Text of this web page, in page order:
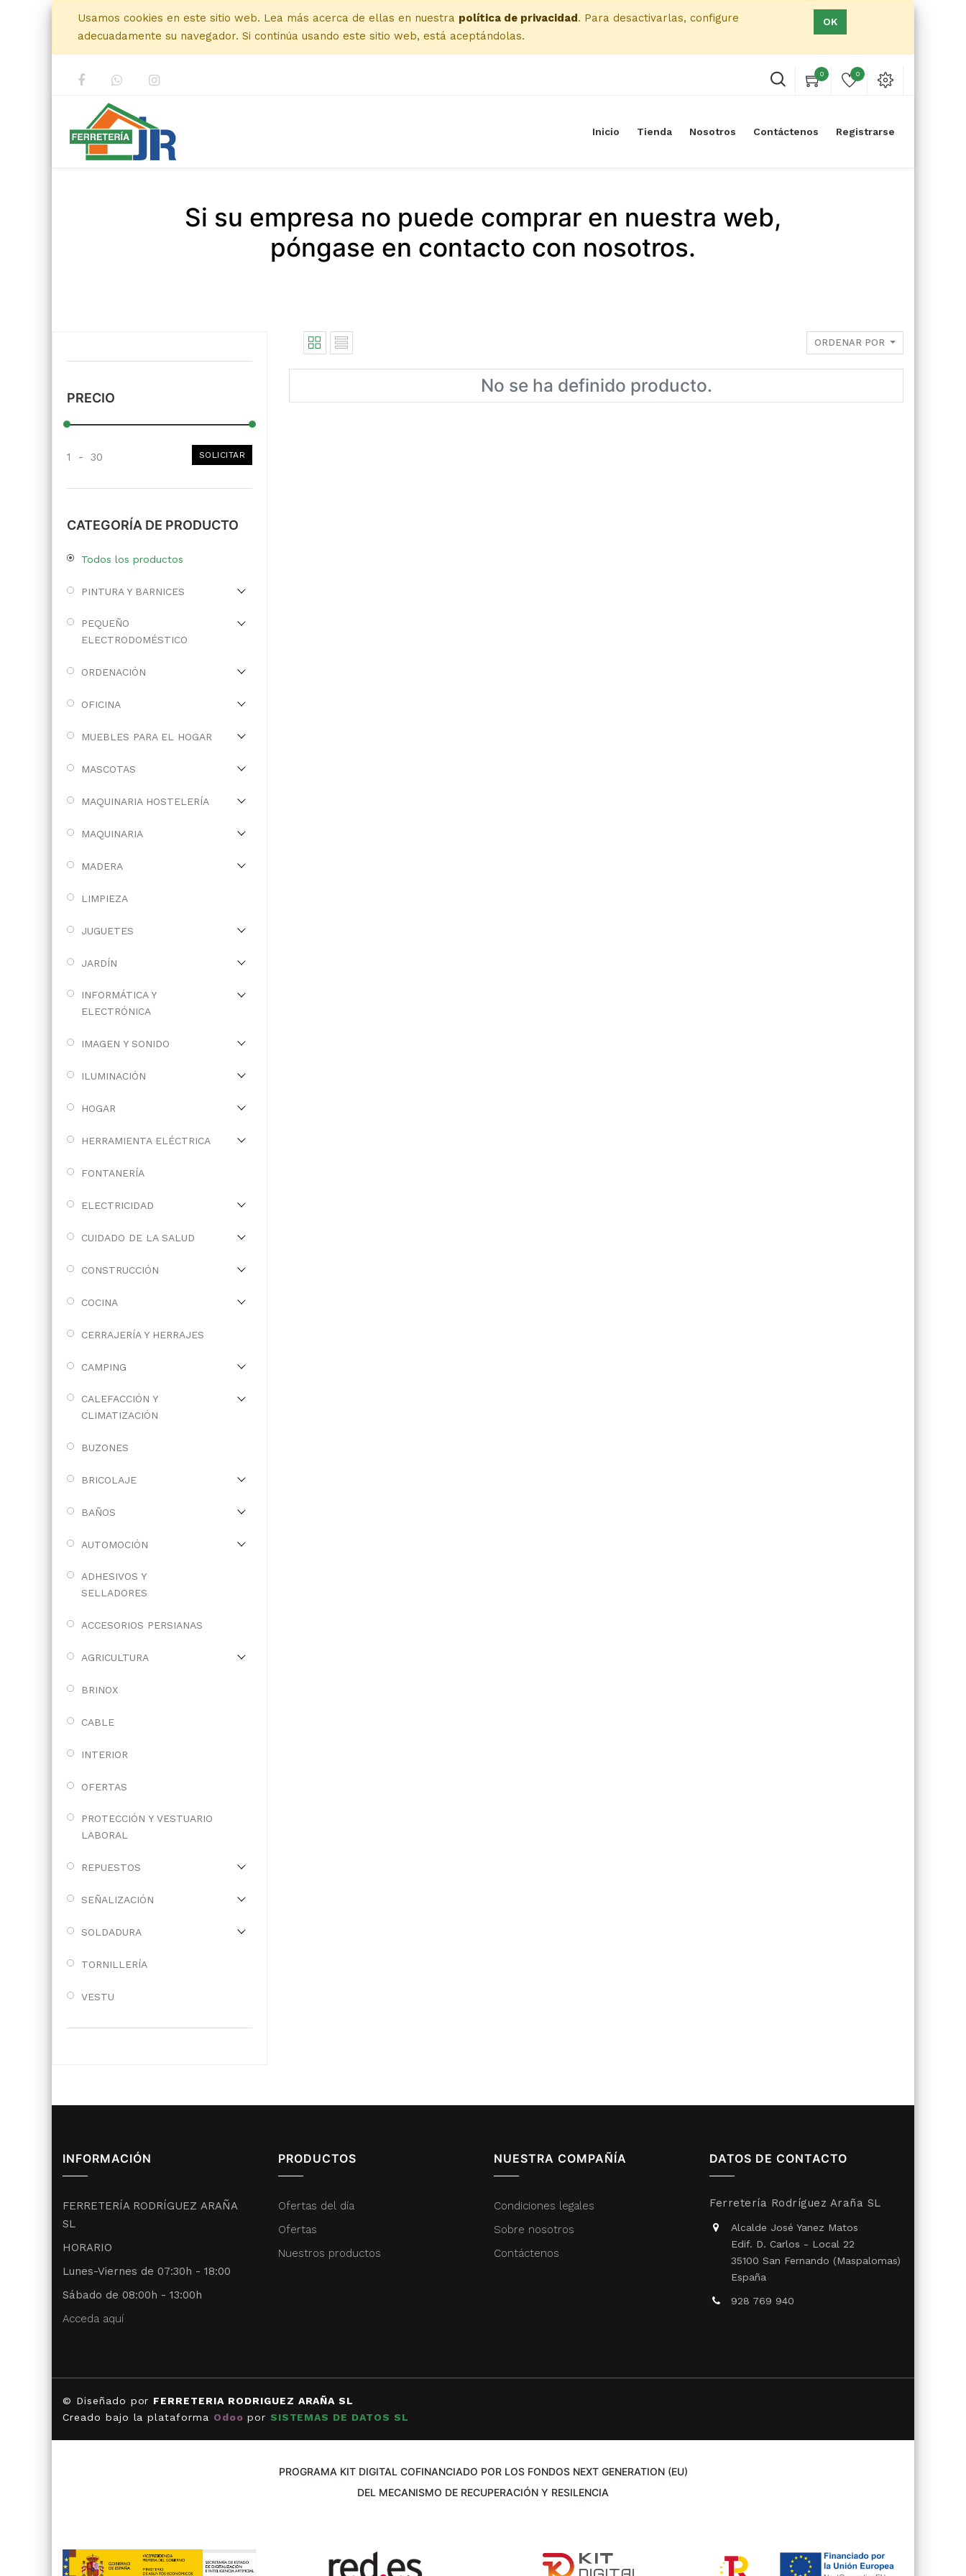
Usamos cookies en este sitio web. Lea más acerca de ellas en nuestra política de privacidad. Para desactivarlas, configure
adecuadamente su navegador. Si continúa usando este sitio web, está aceptándolas.
OK
0 0
Inicio Tienda Nosotros Contáctenos Registrarse
Si su empresa no puede comprar en nuestra web,
póngase en contacto con nosotros.
PRECIO
1 - 30 SOLICITAR
CATEGORÍA DE PRODUCTO
Todos los productos
PINTURA Y BARNICES
PEQUEÑO
ELECTRODOMÉSTICO
ORDENACIÓN
OFICINA
MUEBLES PARA EL HOGAR
MASCOTAS
MAQUINARIA HOSTELERÍA
MAQUINARIA
MADERA
LIMPIEZA
JUGUETES
JARDÍN
INFORMÁTICA Y
ELECTRÓNICA
IMAGEN Y SONIDO
ILUMINACIÓN
HOGAR
HERRAMIENTA ELÉCTRICA
FONTANERÍA
ELECTRICIDAD
CUIDADO DE LA SALUD
CONSTRUCCIÓN
COCINA
CERRAJERÍA Y HERRAJES
CAMPING
CALEFACCIÓN Y
CLIMATIZACIÓN
BUZONES
BRICOLAJE
BAÑOS
AUTOMOCIÓN
ADHESIVOS Y
SELLADORES
ACCESORIOS PERSIANAS
AGRICULTURA
BRINOX
CABLE
INTERIOR
OFERTAS
PROTECCIÓN Y VESTUARIO
LABORAL
REPUESTOS
SEÑALIZACIÓN
SOLDADURA
TORNILLERÍA
VESTU
ORDENAR POR
No se ha definido producto.
INFORMACIÓN
FERRETERÍA RODRÍGUEZ ARAÑA
SL
HORARIO
Lunes-Viernes de 07:30h - 18:00
Sábado de 08:00h - 13:00h
Acceda aquí
PRODUCTOS
Ofertas del día
Ofertas
Nuestros productos
NUESTRA COMPAÑÍA
Condiciones legales
Sobre nosotros
Contáctenos
DATOS DE CONTACTO
Ferretería Rodríguez Araña SL
Alcalde José Yanez Matos
Edif. D. Carlos - Local 22
35100 San Fernando (Maspalomas)
España
928 769 940
© Diseñado por FERRETERIA RODRIGUEZ ARAÑA SL
Creado bajo la plataforma Odoo por SISTEMAS DE DATOS SL
PROGRAMA KIT DIGITAL COFINANCIADO POR LOS FONDOS NEXT GENERATION (EU)
DEL MECANISMO DE RECUPERACIÓN Y RESILENCIA